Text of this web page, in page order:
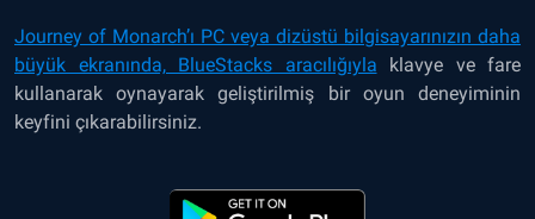
Journey of Monarch’ı PC veya dizüstü bilgisayarınızın daha
büyük ekranında, BlueStacks aracılığıyla klavye ve fare
kullanarak oynayarak geliştirilmiş bir oyun deneyiminin
keyfini çıkarabilirsiniz.